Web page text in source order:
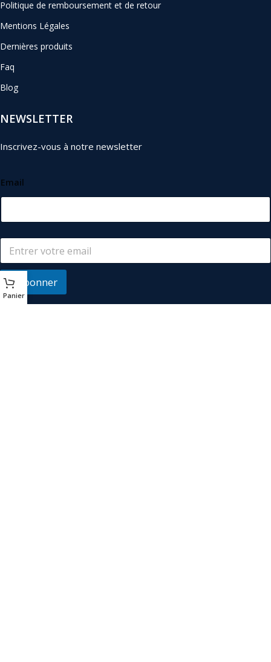
Politique de remboursement et de retour
Mentions Légales
Dernières produits
Faq
Blog
NEWSLETTER
Inscrivez-vous à notre newsletter
Email
S'abonner
Panier